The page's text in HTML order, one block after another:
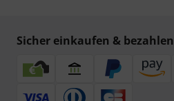
Sicher einkaufen & bezahlen